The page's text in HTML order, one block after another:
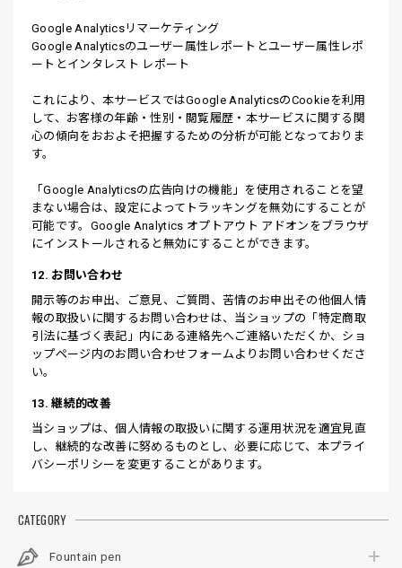
CATEGORY
Fountain pen
Google Analyticsリマーケティング
Google Analyticsのユーザー属性レポートとユーザー属性レポ
ートとインタレスト レポート
これにより、本サービスではGoogle AnalyticsのCookieを利用
して、お客様の年齢・性別・閲覧履歴・本サービスに関する関
心の傾向をおおよそ把握するための分析が可能となっておりま
す。
「Google Analyticsの広告向けの機能」を使用されることを望
まない場合は、設定によってトラッキングを無効にすることが
可能です。Google Analytics オプトアウト アドオンをブラウザ
にインストールされると無効にすることができます。
12. お問い合わせ
開示等のお申出、ご意見、ご質問、苦情のお申出その他個人情
報の取扱いに関するお問い合わせは、当ショップの「特定商取
引法に基づく表記」内にある連絡先へご連絡いただくか、ショ
ップページ内のお問い合わせフォームよりお問い合わせくださ
い。
13. 継続的改善
当ショップは、個人情報の取扱いに関する運用状況を適宜見直
し、継続的な改善に努めるものとし、必要に応じて、本プライ
バシーポリシーを変更することがあります。